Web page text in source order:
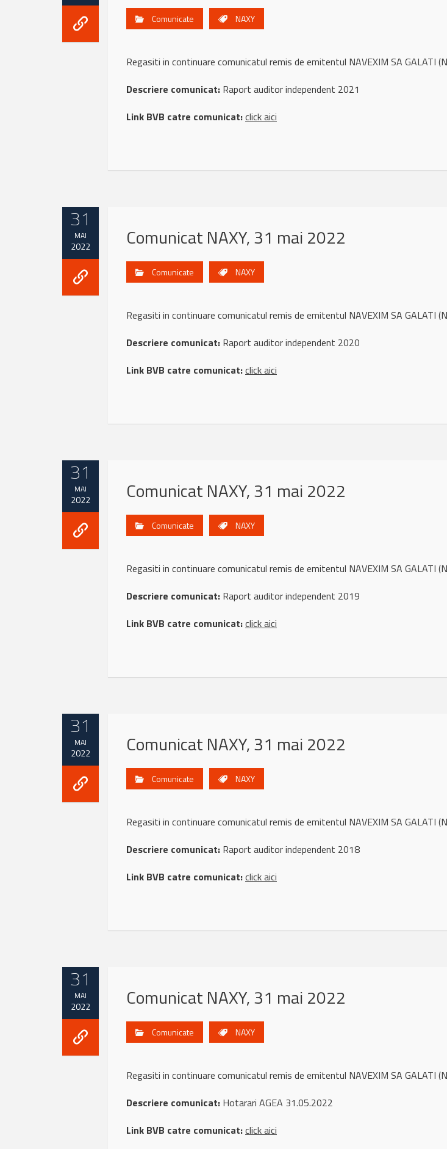
Comunicate NAXY
Regasiti in continuare comunicatul remis de emitentul NAVEXIM SA GALATI
Descriere comunicat: Raport auditor independent 2021
Link BVB catre comunicat:click aici
31
MAI
2022 Comunicat NAXY, 31 mai 2022
Comunicate NAXY
Regasiti in continuare comunicatul remis de emitentul NAVEXIM SA GALATI
Descriere comunicat: Raport auditor independent 2020
Link BVB catre comunicat:click aici
31
MAI
2022 Comunicat NAXY, 31 mai 2022
Comunicate NAXY
Regasiti in continuare comunicatul remis de emitentul NAVEXIM SA GALATI
Descriere comunicat: Raport auditor independent 2019
Link BVB catre comunicat:click aici
31
MAI
2022 Comunicat NAXY, 31 mai 2022
Comunicate NAXY
Regasiti in continuare comunicatul remis de emitentul NAVEXIM SA GALATI
Descriere comunicat: Raport auditor independent 2018
Link BVB catre comunicat:click aici
31
MAI
2022 Comunicat NAXY, 31 mai 2022
Comunicate NAXY
Regasiti in continuare comunicatul remis de emitentul NAVEXIM SA GALATI
Descriere comunicat: Hotarari AGEA 31.05.2022
Link BVB catre comunicat:click aici